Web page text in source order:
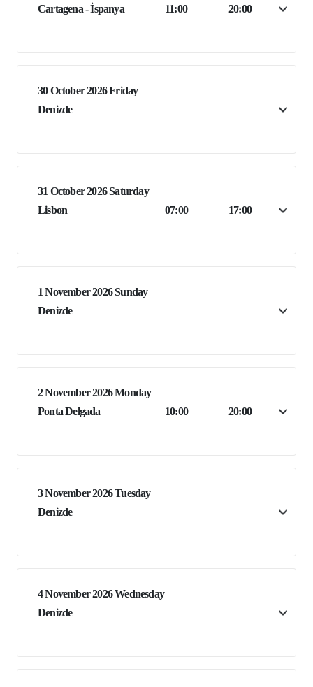
Cartagena - İspanya
11:00 20:00
30 October 2026 Friday
Denizde
31 October 2026 Saturday
Lisbon
07:00 17:00
1 November 2026 Sunday
Denizde
2 November 2026 Monday
Ponta Delgada
10:00 20:00
3 November 2026 Tuesday
Denizde
4 November 2026 Wednesday
Denizde